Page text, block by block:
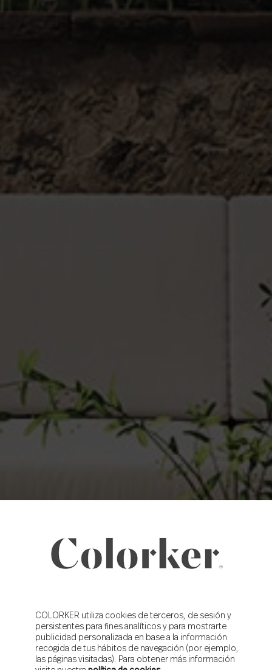
COLORKER utiliza cookies de terceros, de sesión y
persistentes para fines analíticos y para mostrarte
publicidad personalizada en base a la información
recogida de tus hábitos de navegación (por ejemplo,
las páginas visitadas). Para obtener más información